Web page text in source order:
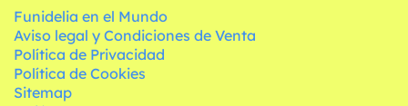
Funidelia en el Mundo
Aviso legal y Condiciones de Venta
Política de Privacidad
Política de Cookies
Sitemap